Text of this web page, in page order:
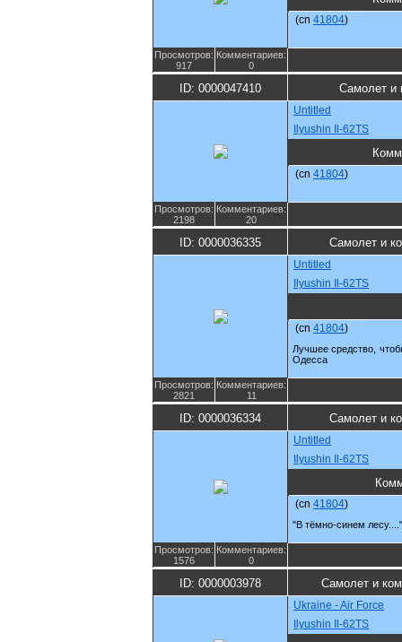
(cn 41804)
Просмотров:
917
Комментариев:
0
ID: 0000047410 Самолет и
Untitled
Ilyushin Il-62TS
(cn 41804)
Просмотров:
2198
Комментариев:
20
ID: 0000036335 Самолет и
Untitled
Ilyushin Il-62TS
(cn 41804)
Лучшее средство,
Одесса
Просмотров:
2821
Комментариев:
11
ID: 0000036334 Самолет и
Untitled
Ilyushin Il-62TS
(cn 41804)
"В тёмно-синем лесу...."
Просмотров:
1576
Комментариев:
0
ID: 0000003978 Самолет и
Ukraine - Air Force
Ilyushin Il-62TS